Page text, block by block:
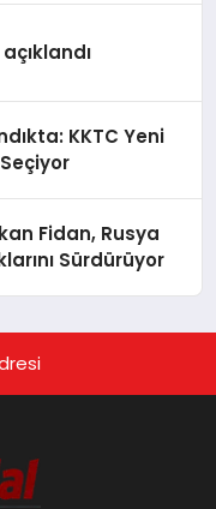
KKTC Yeni
Fidan, Rusya
Sürdürüyor